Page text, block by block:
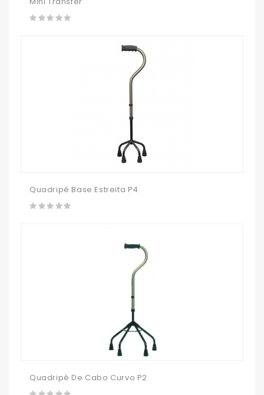
Quadripé Base Estreita P4
Quadripé De Cabo Curvo P2